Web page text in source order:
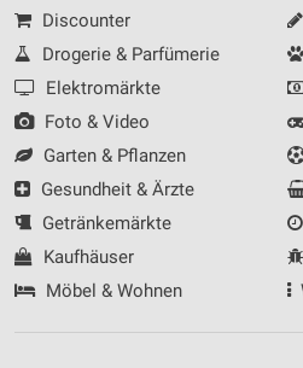
Discounter
Drogerie & Parfümerie
Elektromärkte
Foto & Video
Garten & Pflanzen
Gesundheit & Ärzte
Getränkemärkte
Kaufhäuser
Möbel & Wohnen